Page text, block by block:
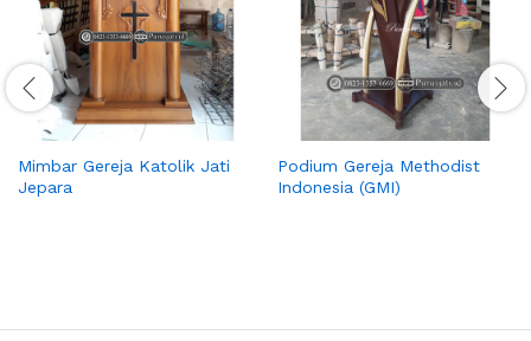
Mimbar Gereja Katolik Jati
Jepara
Podium Gereja Methodist
Indonesia (GMI)